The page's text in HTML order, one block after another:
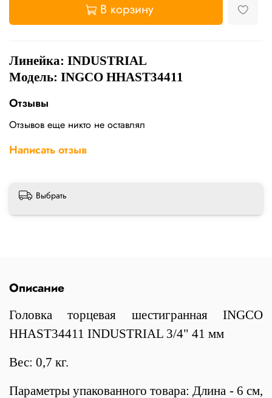
В корзину
Линейка: INDUSTRIAL
Модель: INGCO HHAST34411
Отзывы
Отзывов еще никто не оставлял
Написать отзыв
Выбрать
Описание
Головка торцевая шестигранная INGCO
HHAST34411 INDUSTRIAL 3/4" 41 мм
Вес: 0,7 кг.
Параметры упакованного товара: Длина - 6 см,